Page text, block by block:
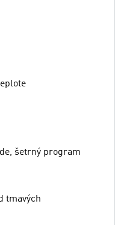
šetrný program
tmavých